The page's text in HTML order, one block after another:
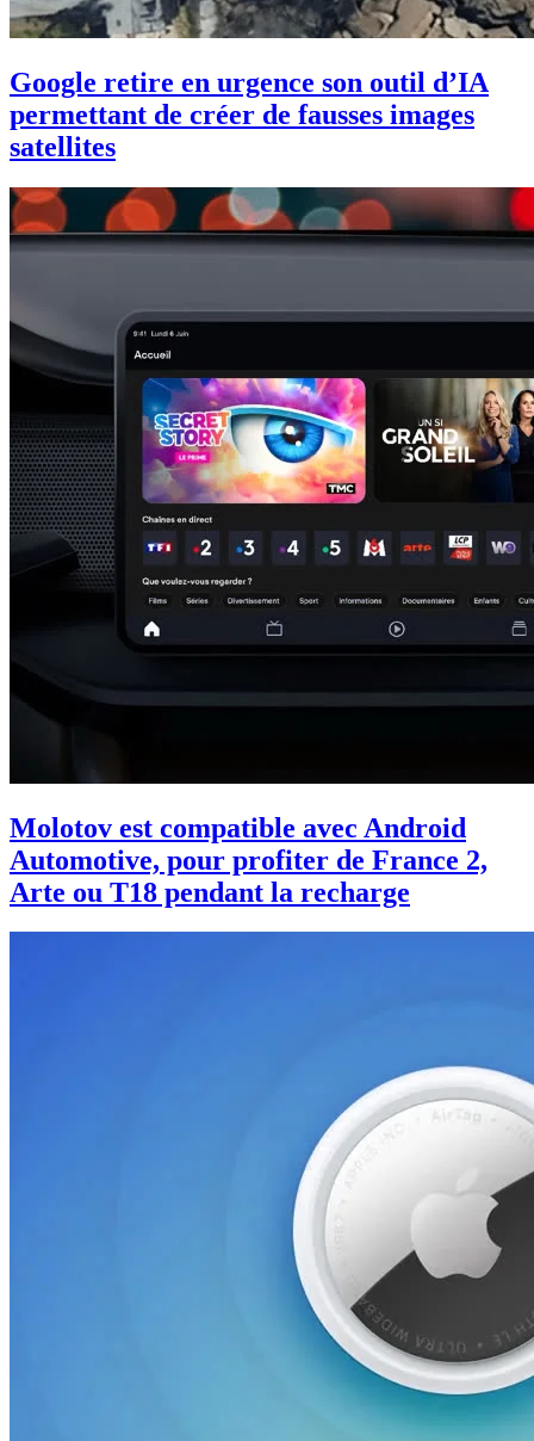
Google retire en urgence son outil d’IA
permettant de créer de fausses images
satellites
Molotov est compatible avec Android
Automotive, pour profiter de France 2,
Arte ou T18 pendant la recharge